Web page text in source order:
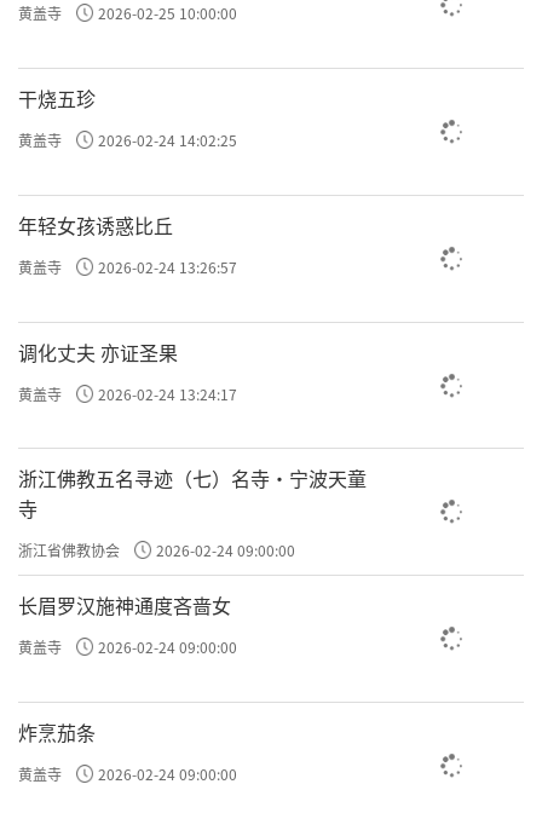
黄盖寺 2026-02-25 10:00:00
干烧五珍
黄盖寺 2026-02-24 14:02:25
年轻女孩诱惑比丘
黄盖寺 2026-02-24 13:26:57
调化丈夫 亦证圣果
黄盖寺 2026-02-24 13:24:17
浙江佛教五名寻迹（七）名寺·宁波天童
寺
浙江省佛教协会 2026-02-24 09:00:00
长眉罗汉施神通度吝啬女
黄盖寺 2026-02-24 09:00:00
炸烹茄条
黄盖寺 2026-02-24 09:00:00